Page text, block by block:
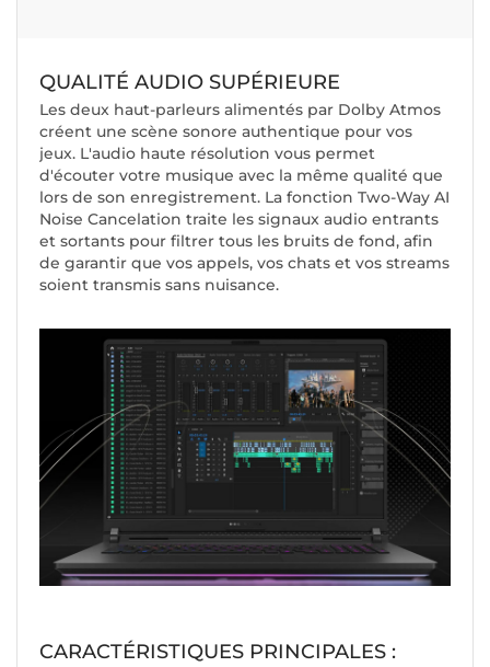
QUALITÉ AUDIO SUPÉRIEURE
Les deux haut-parleurs alimentés par Dolby Atmos
créent une scène sonore authentique pour vos
jeux. L'audio haute résolution vous permet
d'écouter votre musique avec la même qualité que
lors de son enregistrement. La fonction Two-Way AI
Noise Cancelation traite les signaux audio entrants
et sortants pour filtrer tous les bruits de fond, afin
de garantir que vos appels, vos chats et vos streams
soient transmis sans nuisance.
CARACTÉRISTIQUES PRINCIPALES :